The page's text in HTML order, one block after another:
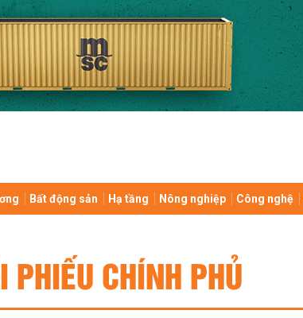
Bất động sản Hạ tầng Nông nghiệp Công nghệ
PHIẾU CHÍNH PHỦ